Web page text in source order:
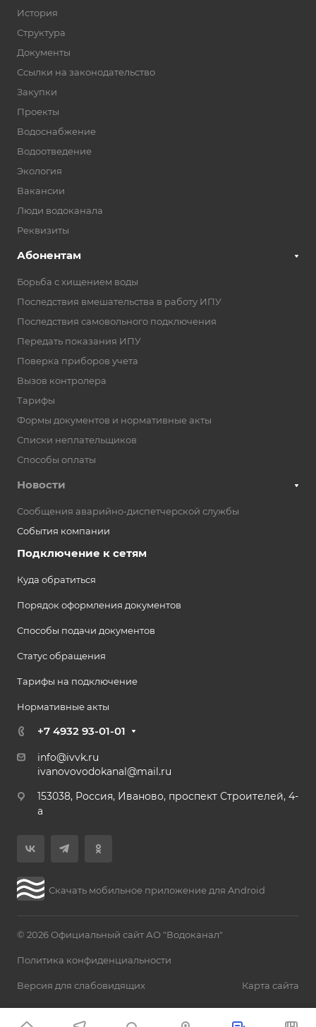
История
Структура
Документы
Ссылки на законодательство
Закупки
Проекты
Водоснабжение
Водоотведение
Экология
Вакансии
Люди водоканала
Реквизиты
Абонентам
Борьба с хищением воды
Последствия вмешательства в работу ИПУ
Последствия самовольного подключения
Передать показания ИПУ
Поверка приборов учета
Вызов контролера
Тарифы
Формы документов и нормативные акты
Списки неплательщиков
Способы оплаты
Новости
Сообщения аварийно-диспетчерской службы
События компании
Подключение к сетям
Куда обратиться
Порядок оформления документов
Способы подачи документов
Статус обращения
Тарифы на подключение
Нормативные акты
+7 4932 93-01-01
info@ivvk.ru
ivanovovodokanal@mail.ru
153038, Россия, Иваново, проспект Строителей, 4-
а
Скачать мобильное приложение для Android
© 2026 Официальный сайт АО "Водоканал"
Политика конфиденциальности
Версия для слабовидящих Карта сайта